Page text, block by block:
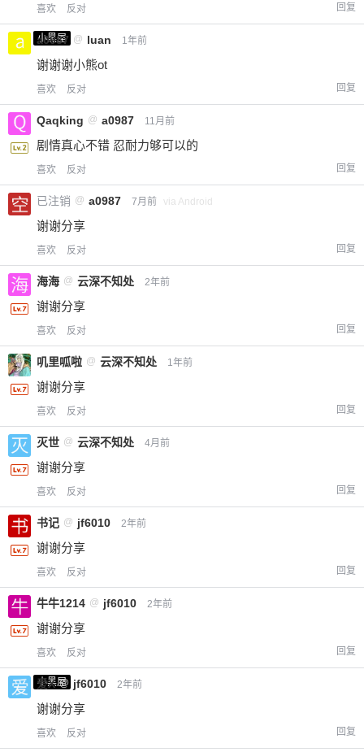
喜欢 反对 回复
小黑屋
a0987 @ luan 1年前
谢谢谢小熊ot
喜欢 反对 回复
Qaqking @ a0987 11月前
剧情真心不错 忍耐力够可以的
喜欢 反对 回复
已注销 @ a0987 7月前 via Android
谢谢分享
喜欢 反对 回复
海海 @ 云深不知处 2年前
谢谢分享
喜欢 反对 回复
叽里呱啦 @ 云深不知处 1年前
谢谢分享
喜欢 反对 回复
灭世 @ 云深不知处 4月前
谢谢分享
喜欢 反对 回复
书记 @ jf6010 2年前
谢谢分享
喜欢 反对 回复
牛牛1214 @ jf6010 2年前
谢谢分享
喜欢 反对 回复
小黑屋
爱X @ jf6010 2年前
谢谢分享
喜欢 反对 回复